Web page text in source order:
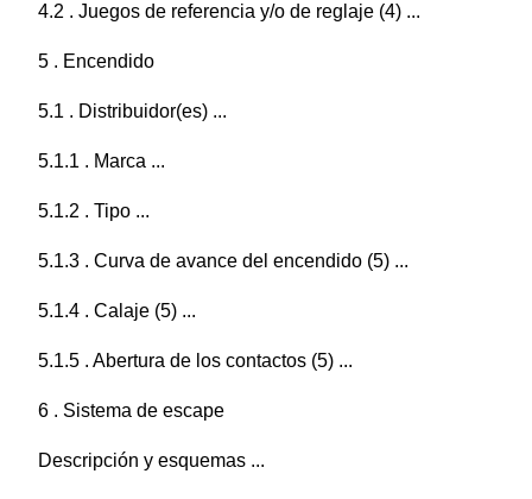
4.2 . Juegos de referencia y/o de reglaje (4) ...
5 . Encendido
5.1 . Distribuidor(es) ...
5.1.1 . Marca ...
5.1.2 . Tipo ...
5.1.3 . Curva de avance del encendido (5) ...
5.1.4 . Calaje (5) ...
5.1.5 . Abertura de los contactos (5) ...
6 . Sistema de escape
Descripción y esquemas ...